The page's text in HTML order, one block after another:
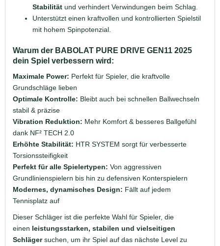
Stabilität und verhindert Verwindungen beim Schlag.
Unterstützt einen kraftvollen und kontrollierten Spielstil
mit hohem Spinpotenzial.
Warum der BABOLAT PURE DRIVE GEN11 2025
dein Spiel verbessern wird:
Maximale Power: Perfekt für Spieler, die kraftvolle
Grundschläge lieben
Optimale Kontrolle: Bleibt auch bei schnellen Ballwechseln
stabil & präzise
Vibration Reduktion: Mehr Komfort & besseres Ballgefühl
dank NF² TECH 2.0
Erhöhte Stabilität: HTR SYSTEM sorgt für verbesserte
Torsionssteifigkeit
Perfekt für alle Spielertypen: Von aggressiven
Grundlinienspielern bis hin zu defensiven Konterspielern
Modernes, dynamisches Design: Fällt auf jedem
Tennisplatz auf
Dieser Schläger ist die perfekte Wahl für Spieler, die
einen leistungsstarken, stabilen und vielseitigen
Schlägersuchen, um ihr Spiel auf das nächste Level zu